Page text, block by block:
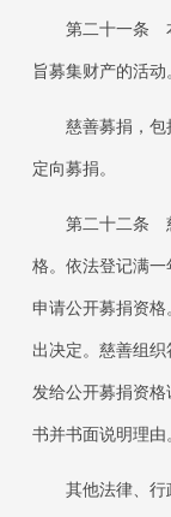
第二十一条
旨募集财产的活动。
慈善募捐，
定向募捐。
第二十二条
格。依法登记满
申请公开募捐资
出决定。慈善组
发给公开募捐资
书并书面说明理由。
其他法律、